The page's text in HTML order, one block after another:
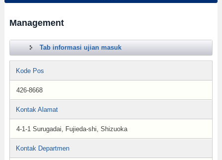
Management
Tab informasi ujian masuk
Kode Pos
426-8668
Kontak Alamat
4-1-1 Surugadai, Fujieda-shi, Shizuoka
Kontak Departmen